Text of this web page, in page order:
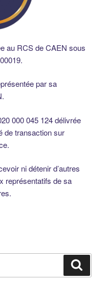
au RCS de CAEN sous
par sa
000 045 124 délivrée
de transaction sur
ni détenir d’autres
représentatifs de sa